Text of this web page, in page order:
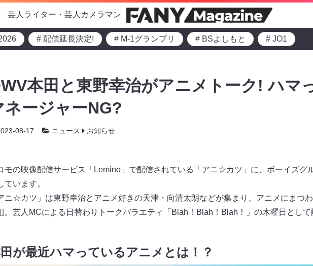
芸人ライター・芸人カメラマン
# 配信延長決定! # M-1グランプリ # BSよしもと # JO1
本田と東野幸治がアニメトーク! ハマ
ネージャーNG?
08-17 ニュース お知らせ
モの映像配信サービス「Lemino」で配信されている「アニ☆カツ」に、ボーイズグ
ています。
ニ☆カツ」は東野幸治とアニメ好きの天津・向清太朗などが集まり、アニメにまつ
。芸人MCによる日替わりトークバラエティ「Blah！Blah！Blah！」の木曜日として
が最近ハマっているアニメとは！？